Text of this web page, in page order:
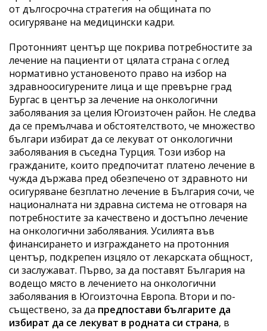
от дългосрочна стратегия на общината по
осигуряване на медицински кадри.
Протонният център ще покрива потребностите за
лечение на пациенти от цялата страна с оглед
нормативно установеното право на избор на
здравноосигурените лица и ще превърне град
Бургас в център за лечение на онкологични
заболявания за целия Югоизточен район. Не следва
да се премълчава и обстоятелството, че множество
българи избират да се лекуват от онкологични
заболявания в съседна Турция. Този избор на
гражданите, които предпочитат платено лечение в
чужда държава пред обезпечено от здравното ни
осигуряване безплатно лечение в България сочи, че
националната ни здравна система не отговаря на
потребностите за качествено и достъпно лечение
на онкологични заболявания. Усилията във
финансирането и изграждането на протонния
център, подкрепен изцяло от лекарската общност,
си заслужават. Първо, за да поставят България на
водещо място в лечението на онкологични
заболявания в Югоизточна Европа. Втори и по-
съществено, за да предпостави българите да
избират да се лекуват в родната си страна, в